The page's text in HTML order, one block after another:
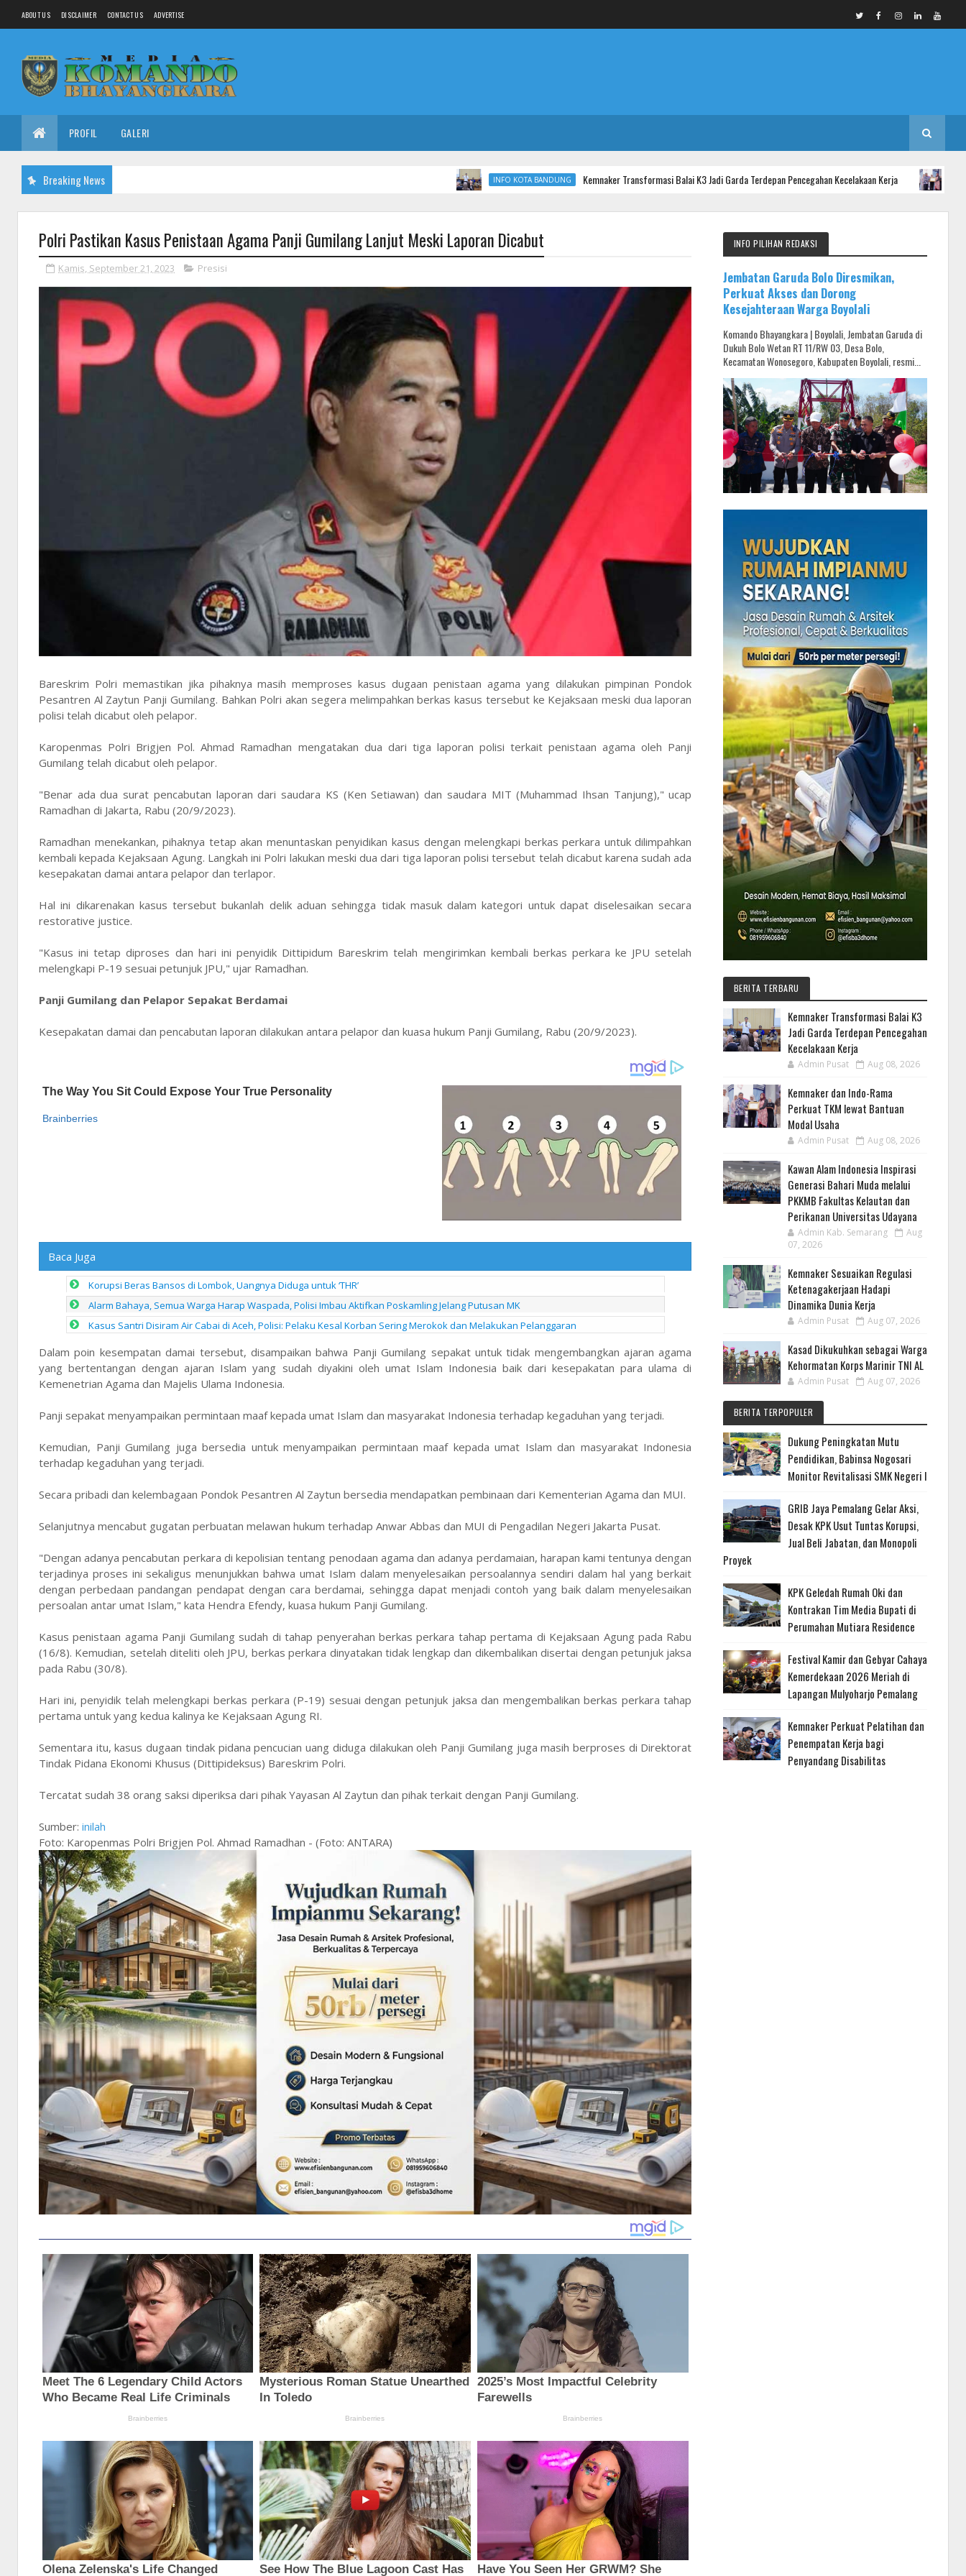
ABOUT US DISCLAIMER CONTACT US ADVERTISE
PROFIL GALERI
Breaking News INFO KOTA BANDUNG Kemnaker Transformasi Balai K3 Jadi Garda Terdepan Pencegahan Kecelakaan Kerja INFO KAB.
Polri Pastikan Kasus Penistaan Agama Panji Gumilang Lanjut Meski Laporan Dicabut
Kamis, September 21, 2023 Presisi
Bareskrim Polri memastikan jika pihaknya masih memproses kasus dugaan penistaan agama yang dilakukan pimpinan Pondok
Pesantren Al Zaytun Panji Gumilang. Bahkan Polri akan segera melimpahkan berkas kasus tersebut ke Kejaksaan meski dua laporan
polisi telah dicabut oleh pelapor.
Karopenmas Polri Brigjen Pol. Ahmad Ramadhan mengatakan dua dari tiga laporan polisi terkait penistaan agama oleh Panji
Gumilang telah dicabut oleh pelapor.
"Benar ada dua surat pencabutan laporan dari saudara KS (Ken Setiawan) dan saudara MIT (Muhammad Ihsan Tanjung)," ucap
Ramadhan di Jakarta, Rabu (20/9/2023).
Ramadhan menekankan, pihaknya tetap akan menuntaskan penyidikan kasus dengan melengkapi berkas perkara untuk dilimpahkan
kembali kepada Kejaksaan Agung. Langkah ini Polri lakukan meski dua dari tiga laporan polisi tersebut telah dicabut karena sudah ada
kesepakatan damai antara pelapor dan terlapor.
Hal ini dikarenakan kasus tersebut bukanlah delik aduan sehingga tidak masuk dalam kategori untuk dapat diselesaikan secara
restorative justice.
"Kasus ini tetap diproses dan hari ini penyidik Dittipidum Bareskrim telah mengirimkan kembali berkas perkara ke JPU setelah
melengkapi P-19 sesuai petunjuk JPU," ujar Ramadhan.
Panji Gumilang dan Pelapor Sepakat Berdamai
Kesepakatan damai dan pencabutan laporan dilakukan antara pelapor dan kuasa hukum Panji Gumilang, Rabu (20/9/2023).
Baca Juga
Korupsi Beras Bansos di Lombok, Uangnya Diduga untuk ‘THR’
Alarm Bahaya, Semua Warga Harap Waspada, Polisi Imbau Aktifkan Poskamling Jelang Putusan MK
Kasus Santri Disiram Air Cabai di Aceh, Polisi: Pelaku Kesal Korban Sering Merokok dan Melakukan Pelanggaran
Dalam poin kesempatan damai tersebut, disampaikan bahwa Panji Gumilang sepakat untuk tidak mengembangkan ajaran agama
yang bertentangan dengan ajaran Islam yang sudah diyakini oleh umat Islam Indonesia baik dari kesepakatan para ulama di
Kemenetrian Agama dan Majelis Ulama Indonesia.
Panji sepakat menyampaikan permintaan maaf kepada umat Islam dan masyarakat Indonesia terhadap kegaduhan yang terjadi.
Kemudian, Panji Gumilang juga bersedia untuk menyampaikan permintaan maaf kepada umat Islam dan masyarakat Indonesia
terhadap kegaduhan yang terjadi.
Secara pribadi dan kelembagaan Pondok Pesantren Al Zaytun bersedia mendapatkan pembinaan dari Kementerian Agama dan MUI.
Selanjutnya mencabut gugatan perbuatan melawan hukum terhadap Anwar Abbas dan MUI di Pengadilan Negeri Jakarta Pusat.
"Dengan adanya pencabutan perkara di kepolisian tentang penodaan agama dan adanya perdamaian, harapan kami tentunya dengan
terjadinya proses ini sekaligus menunjukkan bahwa umat Islam dalam menyelesaikan persoalannya sendiri dalam hal yang berkait
dengan perbedaan pandangan pendapat dengan cara berdamai, sehingga dapat menjadi contoh yang baik dalam menyelesaikan
persoalan antar umat Islam," kata Hendra Efendy, kuasa hukum Panji Gumilang.
Kasus penistaan agama Panji Gumilang sudah di tahap penyerahan berkas perkara tahap pertama di Kejaksaan Agung pada Rabu
(16/8). Kemudian, setelah diteliti oleh JPU, berkas perkara dinyatakan tidak lengkap dan dikembalikan disertai dengan petunjuk jaksa
pada Rabu (30/8).
Hari ini, penyidik telah melengkapi berkas perkara (P-19) sesuai dengan petunjuk jaksa dan mengembalikan berkas perkara tahap
pertama untuk yang kedua kalinya ke Kejaksaan Agung RI.
Sementara itu, kasus dugaan tindak pidana pencucian uang diduga dilakukan oleh Panji Gumilang juga masih berproses di Direktorat
Tindak Pidana Ekonomi Khusus (Dittipideksus) Bareskrim Polri.
Tercatat sudah 38 orang saksi diperiksa dari pihak Yayasan Al Zaytun dan pihak terkait dengan Panji Gumilang.
Sumber: inilah
Foto: Karopenmas Polri Brigjen Pol. Ahmad Ramadhan - (Foto: ANTARA)
INFO PILIHAN REDAKSI
Jembatan Garuda Bolo Diresmikan,
Perkuat Akses dan Dorong
Kesejahteraan Warga Boyolali
Komando Bhayangkara | Boyolali, Jembatan Garuda di
Dukuh Bolo Wetan RT 11/RW 03, Desa Bolo,
Kecamatan Wonosegoro, Kabupaten Boyolali, resmi...
BERITA TERBARU
Kemnaker Transformasi Balai K3
Jadi Garda Terdepan Pencegahan
Kecelakaan Kerja
Admin Pusat Aug 08, 2026
Kemnaker dan Indo-Rama
Perkuat TKM lewat Bantuan
Modal Usaha
Admin Pusat Aug 08, 2026
Kawan Alam Indonesia Inspirasi
Generasi Bahari Muda melalui
PKKMB Fakultas Kelautan dan
Perikanan Universitas Udayana
Admin Kab. Semarang
Aug
07, 2026
Kemnaker Sesuaikan Regulasi
Ketenagakerjaan Hadapi
Dinamika Dunia Kerja
Admin Pusat Aug 07, 2026
Kasad Dikukuhkan sebagai Warga
Kehormatan Korps Marinir TNI AL
Admin Pusat Aug 07, 2026
BERITA TERPOPULER
Dukung Peningkatan Mutu
Pendidikan, Babinsa Nogosari
Monitor Revitalisasi SMK Negeri I
GRIB Jaya Pemalang Gelar Aksi,
Desak KPK Usut Tuntas Korupsi,
Jual Beli Jabatan, dan Monopoli
Proyek
KPK Geledah Rumah Oki dan
Kontrakan Tim Media Bupati di
Perumahan Mutiara Residence
Festival Kamir dan Gebyar Cahaya
Kemerdekaan 2026 Meriah di
Lapangan Mulyoharjo Pemalang
Kemnaker Perkuat Pelatihan dan
Penempatan Kerja bagi
Penyandang Disabilitas